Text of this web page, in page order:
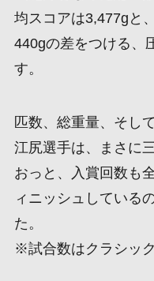
均スコアは3,477gと
440gの差をつける、
す。
匹数、総重量、そし
江尻選手は、まさに三
おっと、入賞回数も
ィニッシュしている
た。
※試合数はクラシッ